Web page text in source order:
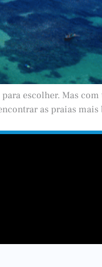
escolher. Mas
as praias